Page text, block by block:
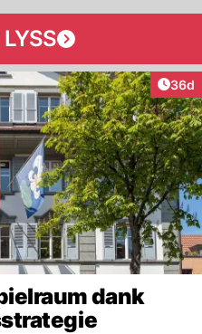
36d
dank